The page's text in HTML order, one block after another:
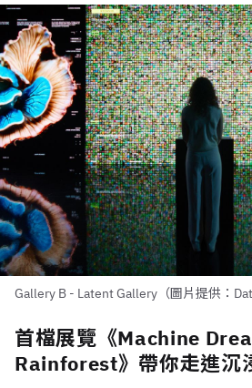
Gallery B - Latent Gallery（圖片提供：
首檔展覽《Machine
Rainforest》帶你走進沉